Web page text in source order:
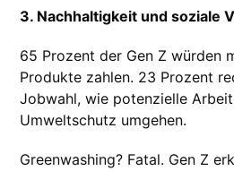
3. Nachhaltigkeit und soziale
65 Prozent der Gen Z würden
Produkte zahlen. 23 Prozent
Jobwahl, wie potenzielle
Umweltschutz umgehen.
Greenwashing? Fatal. Gen Z